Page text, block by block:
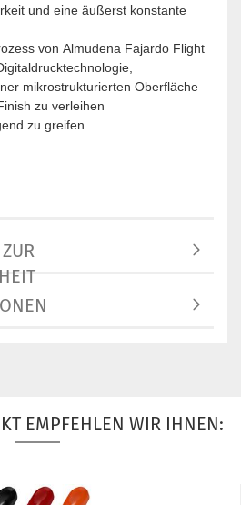
und eine äußerst konstante
von Almudena Fajardo Flight
mikrostrukturierten Oberfläche
zu verleihen
zu greifen.
EMPFEHLEN WIR IHNEN: